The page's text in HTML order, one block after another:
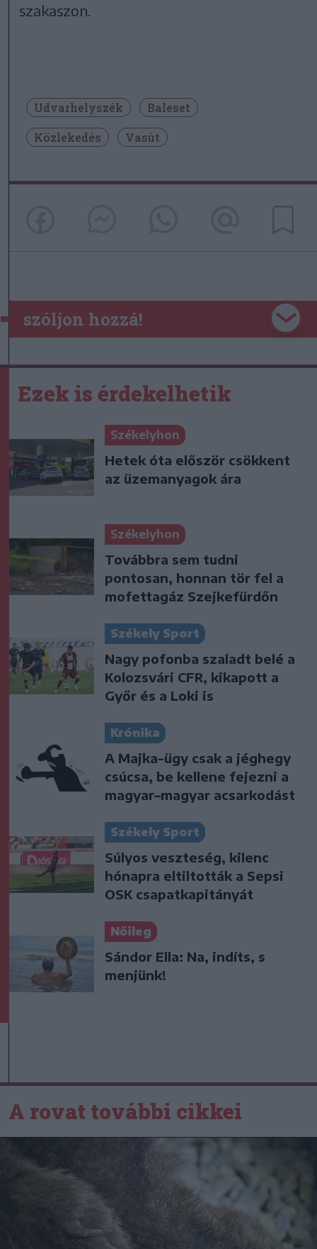
szakaszon.
Udvarhelyszék
Baleset
Közlekedés
Vasút
szóljon hozzá!
Ezek is érdekelhetik
Székelyhon
Hetek óta először csökkent
az üzemanyagok ára
Székelyhon
Továbbra sem tudni
pontosan, honnan tör fel a
mofettagáz Szejkefürdőn
Székely Sport
Nagy pofonba szaladt belé a
Kolozsvári CFR, kikapott a
Győr és a Loki is
Krónika
A Majka-ügy csak a jéghegy
csúcsa, be kellene fejezni a
magyar–magyar acsarkodást
Székely Sport
Súlyos veszteség, kilenc
hónapra eltiltották a Sepsi
OSK csapatkapitányát
Nőileg
Sándor Ella: Na, indíts, s
menjünk!
A rovat további cikkei